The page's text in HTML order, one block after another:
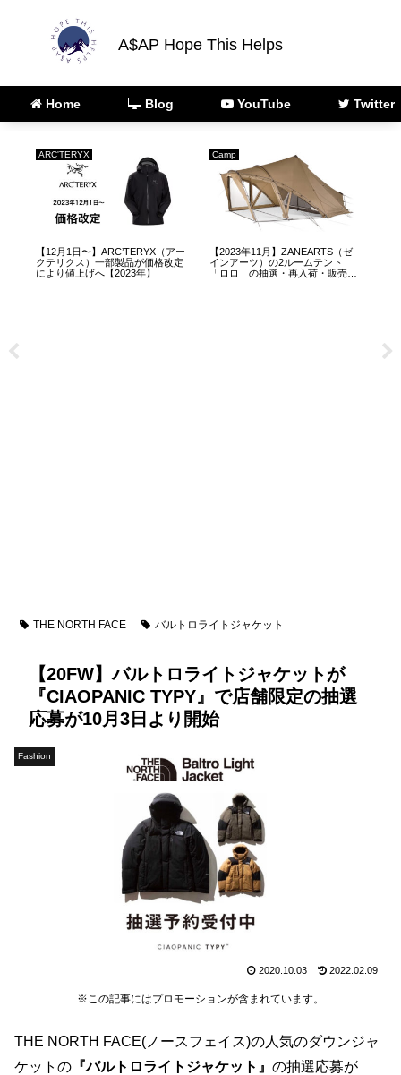
A$AP Hope This Helps
Home Blog YouTube Twitter
ARC'TERYX
【12月1日〜】ARC’TERYX（アー
クテリクス）一部製品が価格改定
により値上げへ【2023年】
Camp
【2023年11月】ZANEARTS（ゼ
インアーツ）の2ルームテント
「ロロ」の抽選・再入荷・販売情
THE NORTH FACE バルトロライトジャケット
【20FW】バルトロライトジャケットが
『CIAOPANIC TYPY』で店舗限定の抽選
応募が10月3日より開始
Fashion
2020.10.03 2022.02.09
※この記事にはプロモーションが含まれています。
THE NORTH FACE(ノースフェイス)の人気のダウンジャ
ケットの 『バルトロライトジャケット』 の抽選応募が